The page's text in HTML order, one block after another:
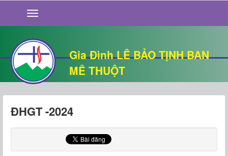
Gia Đình LÊ BẢO TỊNH BAN
MÊ THUỘT
GIỚI THIỆU
TIN TỨC
SỐNG ĐẠO
CHUYỆN NHÀ
QUÁN VĂN
THƯ GIÃN
ĐHGT -2024